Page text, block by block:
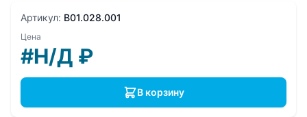
Артикул: B01.028.001
Цена
#Н/Д ₽
В корзину